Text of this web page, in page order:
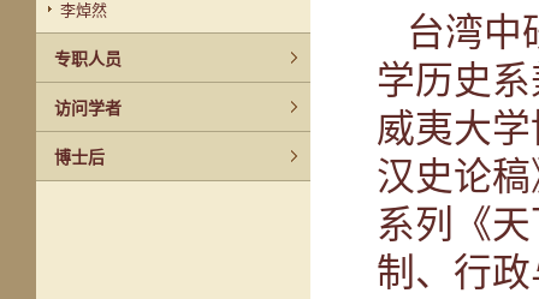
李焯然
专职人员
访问学者
博士后
台湾中
学历史
威夷大
汉史论
系列《
制、行